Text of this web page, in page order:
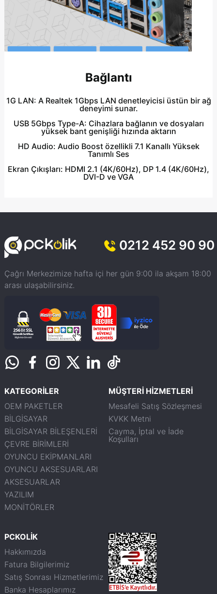
Bağlantı
1G LAN: A Realtek 1Gbps LAN denetleyicisi üstün bir ağ
deneyimi sunar.
USB 5Gbps Type-A: Cihazlara bağlanın ve dosyaları
yüksek bant genişliği hızında aktarın
HD Audio: Audio Boost özellikli 7.1 Kanallı Yüksek
Tanımlı Ses
Ekran Çıkışları: HDMI 2.1 (4K/60Hz), DP 1.4 (4K/60Hz),
DVI-D ve VGA
0212 452 90 90
Çağrı Merkezimize hafta içi her gün 9:00 ila akşam 18:00
arası ulaşabilirsiniz.
KATEGORİLER
OEM PAKETLER
BİLGİSAYAR
BİLGİSAYAR BİLEŞENLERİ
ÇEVRE BİRİMLERİ
OYUNCU EKİPMANLARI
OYUNCU AKSESUARLARI
AKSESUARLAR
YAZILIM
MONİTÖRLER
MÜŞTERİ HİZMETLERİ
Mesafeli Satış Sözleşmesi
KVKK Metni
Cayma, İptal ve İade
Koşulları
PCKOLİK
Hakkımızda
Fatura Bilgilerimiz
Satış Sonrası Hizmetlerimiz
Banka Hesaplarımız